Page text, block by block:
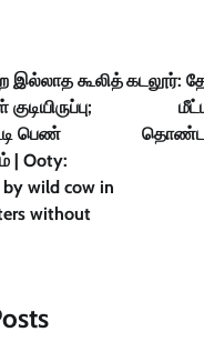
இல்லாத கூலித்
பெண்
| Ooty:
wild cow in
without
கடலூர்: